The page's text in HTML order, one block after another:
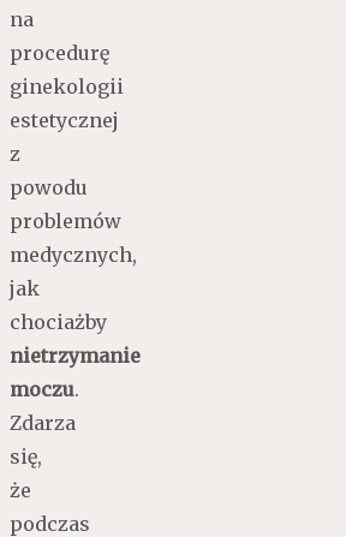
na
procedurę
ginekologii
estetycznej
z
powodu
problemów
medycznych,
jak
chociażby
nietrzymanie
moczu.
Zdarza
się,
że
podczas